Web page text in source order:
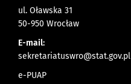
ul. Oławska 31
50-950 Wrocław
E-mail:
sekretariatuswro@stat.gov.pl
e-PUAP